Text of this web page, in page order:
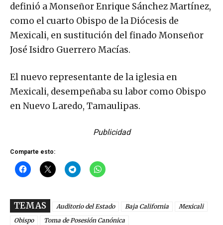
definió a Monseñor Enrique Sánchez Martínez,
como el cuarto Obispo de la Diócesis de
Mexicali, en sustitución del finado Monseñor
José Isidro Guerrero Macías.
El nuevo representante de la iglesia en
Mexicali, desempeñaba su labor como Obispo
en Nuevo Laredo, Tamaulipas.
Publicidad
Comparte esto:
TEMAS Auditorio del Estado Baja California
Mexicali
Obispo
Toma de Posesión Canónica